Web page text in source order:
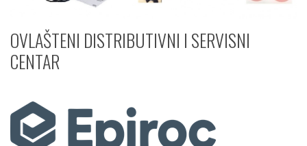
OVLAŠTENI DISTRIBUTIVNI I SERVISNI
CENTAR​